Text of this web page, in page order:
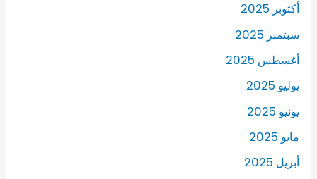
أكتوبر 2025
سبتمبر 2025
أغسطس 2025
يوليو 2025
يونيو 2025
مايو 2025
أبريل 2025